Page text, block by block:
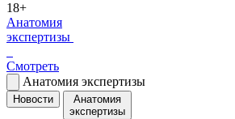
18+
Анатомия
экспертизы
Смотреть
Анатомия экспертизы
Новости
Анатомия
экспертизы